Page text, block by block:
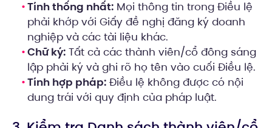
Tính thống nhất: Mọi thông tin trong Điều lệ
phải khớp với Giấy đề nghị đăng ký doanh
nghiệp và các tài liệu khác.
Chữ ký: Tất cả các thành viên/cổ đông sáng
lập phải ký và ghi rõ họ tên vào cuối Điều lệ.
Tính hợp pháp: Điều lệ không được có nội
dung trái với quy định của pháp luật.